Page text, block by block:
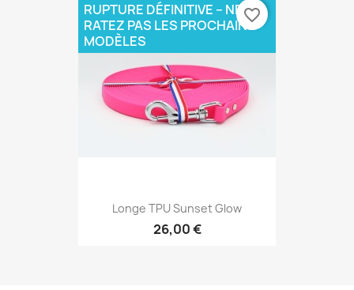
Longe TPU Sunset Glow
26,00 €
RUPTURE DÉFINITIVE – NE
RATEZ PAS LES PROCHAINS
MODÈLES
favorite_border